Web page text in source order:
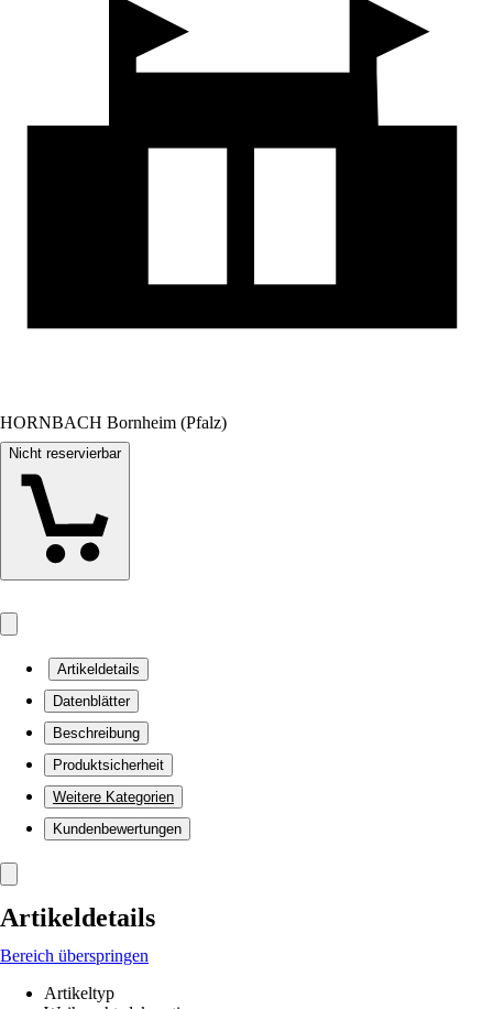
HORNBACH Bornheim (Pfalz)
Nicht reservierbar
Artikeldetails
Datenblätter
Beschreibung
Produktsicherheit
Weitere Kategorien
Kundenbewertungen
Artikeldetails
Bereich überspringen
Artikeltyp